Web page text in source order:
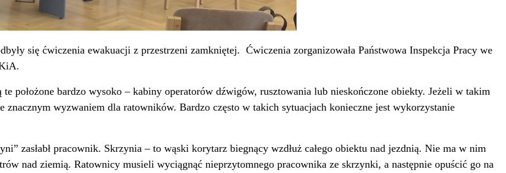
się ćwiczenia ewakuacji z przestrzeni zamkniętej. Ćwiczenia zorganizowała Państwowa Inspekcja Pracy we
położone bardzo wysoko – kabiny operatorów dźwigów, rusztowania lub nieskończone obiekty. Jeżeli w takim
znacznym wyzwaniem dla ratowników. Bardzo często w takich sytuacjach konieczne jest wykorzystanie
zasłabł pracownik. Skrzynia – to wąski korytarz biegnący wzdłuż całego obiektu nad jezdnią. Nie ma w nim
nad ziemią. Ratownicy musieli wyciągnąć nieprzytomnego pracownika ze skrzynki, a następnie opuścić go na